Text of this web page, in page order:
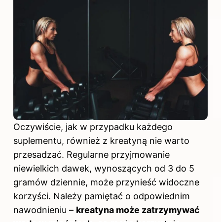
Oczywiście, jak w przypadku każdego
suplementu, również z kreatyną nie warto
przesadzać. Regularne przyjmowanie
niewielkich dawek, wynoszących od 3 do 5
gramów dziennie, może przynieść widoczne
korzyści. Należy pamiętać o odpowiednim
nawodnieniu – kreatyna może zatrzymywać